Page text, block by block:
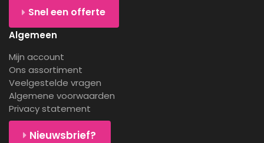
Snel een offerte
Algemeen
Mijn account
Ons assortiment
Veelgestelde vragen
Algemene voorwaarden
Privacy statement
Nieuwsbrief?